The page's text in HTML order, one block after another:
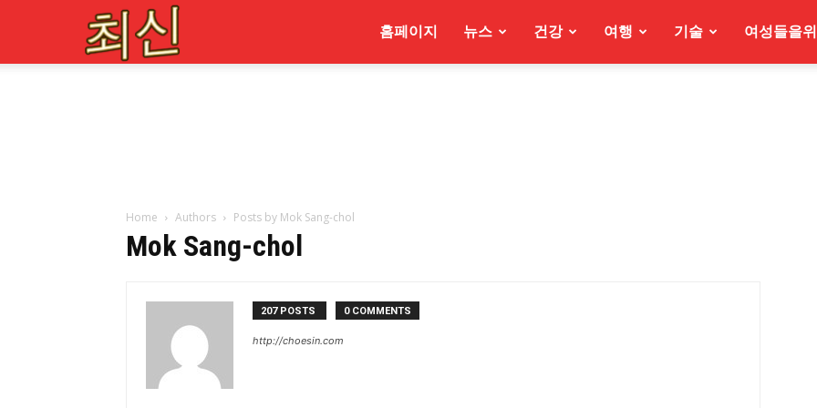
홈페이지 뉴스 건강 여행 기술 여성들을
Home Authors Posts by Mok Sang-chol
Mok Sang-chol
207 POSTS 0 COMMENTS
http://choesin.com